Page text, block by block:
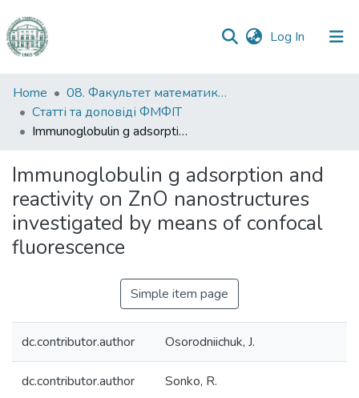
Log In (current)
Communities
&
Collections
Statistics
Home
08. Факультет математики, фізики та інформаційних технологій
Статті та доповіді ФМФІТ
Immunoglobulin g adsorption and reactivity on ZnO nanostructures investigated by means of confocal fluorescence
Immunoglobulin g adsorption and
reactivity on ZnO nanostructures
investigated by means of confocal
fluorescence
Simple item page
dc.contributor.author Osorodniichuk, J.
dc.contributor.author Sonko, R.